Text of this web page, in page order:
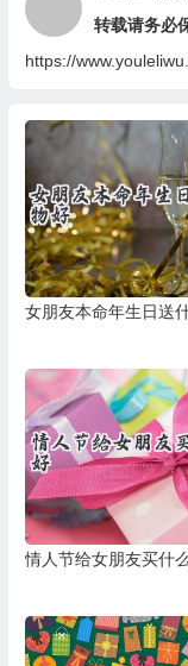
转载请务必
https://
女朋友本命年生日送
情人节给女朋友买什